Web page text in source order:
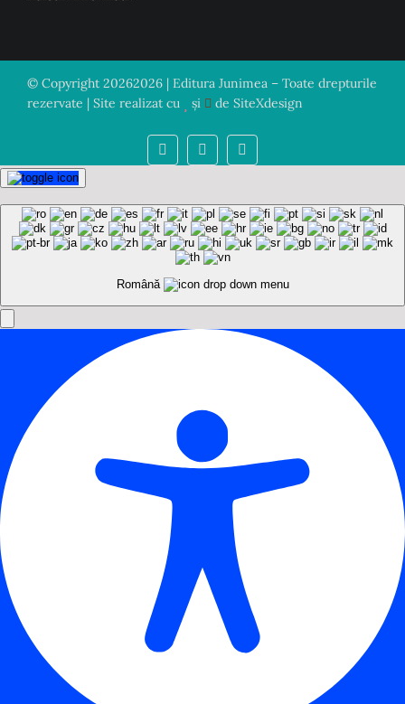
© Copyright 20262026 | Editura Junimea – Toate drepturile
rezervate | Site realizat cu
și de SiteXdesign
Română